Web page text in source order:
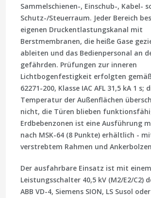
Sammelschienen-, Einschub-, Kabel-
Schutz-/Steuerraum. Jeder Bereich
eigenen Druckentlastungskanal mit
Berstmembranen, die heiße Gase
ableiten und das Bedienpersonal an
gefährden. Prüfungen zur inneren
Lichtbogenfestigkeit erfolgten
62271-200, Klasse IAC AFL 31,5 kA 1 s;
Temperatur der Außenflächen
nicht, die Türen blieben
Erdbebenzonen ist eine Ausführung
nach MSK-64 (8 Punkte) erhältlich -
verstrebtem Rahmen und
Der ausfahrbare Einsatz ist mit
Leistungsschalter 40,5 kV (M2/E2/C2)
ABB VD-4, Siemens SION, LS Susol oder